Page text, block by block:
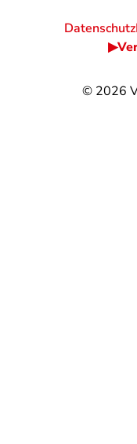
© 2026
Datenschutz